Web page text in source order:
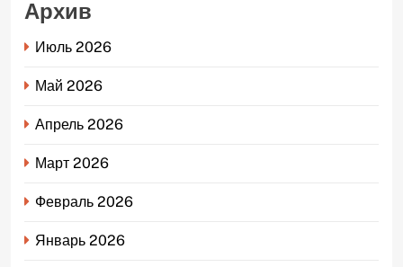
Архив
Июль 2026
Май 2026
Апрель 2026
Март 2026
Февраль 2026
Январь 2026